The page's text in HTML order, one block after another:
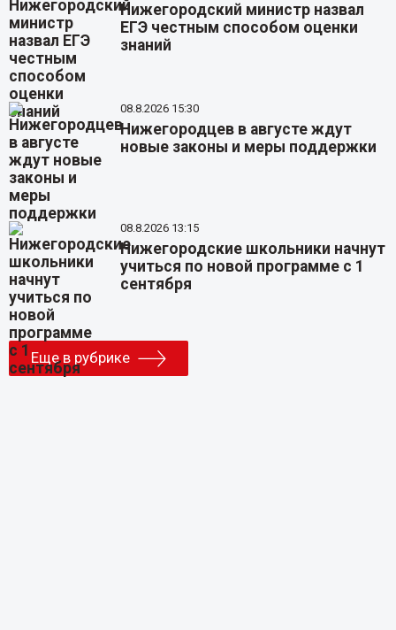
Нижегородский министр назвал
ЕГЭ честным способом оценки
знаний
08.8.2026 15:30
Нижегородцев в августе ждут
новые законы и меры поддержки
08.8.2026 13:15
Нижегородские школьники начнут
учиться по новой программе с 1
сентября
Еще в рубрике